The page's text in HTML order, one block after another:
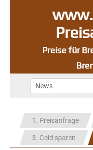
Preise für
1. Preisanfrage
3. Geld sparen